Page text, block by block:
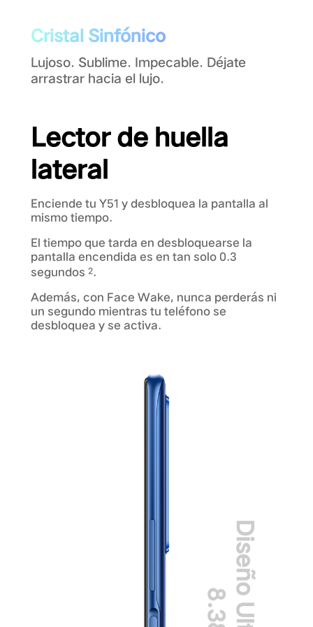
Cristal Sinfónico
Lujoso. Sublime. Impecable. Déjate
arrastrar hacia el lujo.
Lector de huella
lateral
Enciende tu Y51 y desbloquea la pantalla al
mismo tiempo.
El tiempo que tarda en desbloquearse la
pantalla encendida es en tan solo 0.3
segundos 2.
Además, con Face Wake, nunca perderás ni
un segundo mientras tu teléfono se
desbloquea y se activa.